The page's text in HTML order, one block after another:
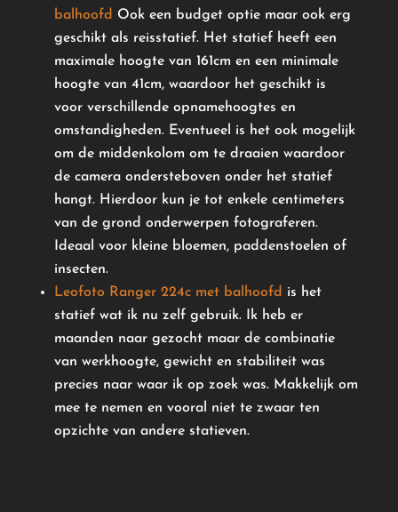
balhoofd Ook een budget optie maar ook erg
geschikt als reisstatief. Het statief heeft een
maximale hoogte van 161cm en een minimale
hoogte van 41cm, waardoor het geschikt is
voor verschillende opnamehoogtes en
omstandigheden. Eventueel is het ook mogelijk
om de middenkolom om te draaien waardoor
de camera ondersteboven onder het statief
hangt. Hierdoor kun je tot enkele centimeters
van de grond onderwerpen fotograferen.
Ideaal voor kleine bloemen, paddenstoelen of
insecten.
Leofoto Ranger 224c met balhoofd is het
statief wat ik nu zelf gebruik. Ik heb er
maanden naar gezocht maar de combinatie
van werkhoogte, gewicht en stabiliteit was
precies naar waar ik op zoek was. Makkelijk om
mee te nemen en vooral niet te zwaar ten
opzichte van andere statieven.